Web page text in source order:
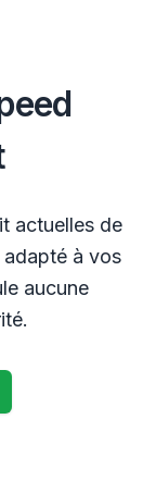
actuelles de
à vos
aucune